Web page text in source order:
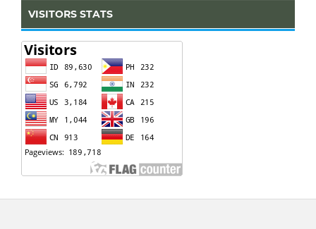
VISITORS STATS